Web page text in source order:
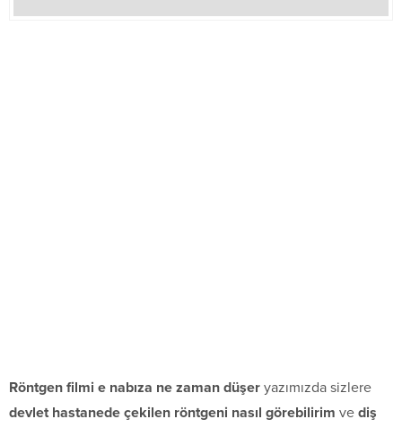
Röntgen filmi e nabıza ne zaman düşer yazımızda sizlere
devlet hastanede çekilen röntgeni nasıl görebilirim ve diş